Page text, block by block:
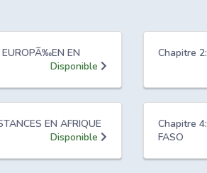
EN
Disponible
Chapitre
EN AFRIQUE
Disponible
Chapitre
FASO